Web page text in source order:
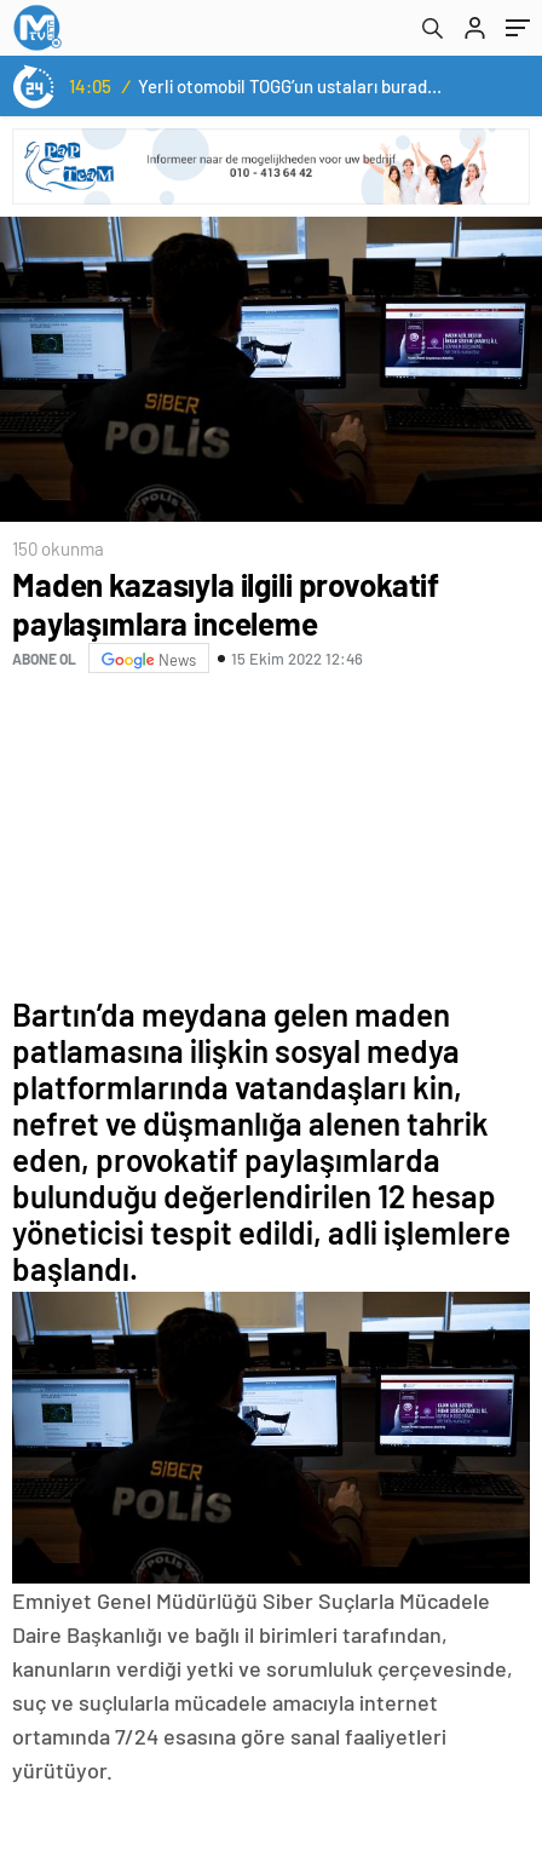
14:05 / Yerli otomobil TOGG’un ustaları burada yetişecek
150 okunma
Maden kazasıyla ilgili provokatif
paylaşımlara inceleme
ABONE OL News 15 Ekim 2022 12:46
Bartın’da meydana gelen maden
patlamasına ilişkin sosyal medya
platformlarında vatandaşları kin,
nefret ve düşmanlığa alenen tahrik
eden, provokatif paylaşımlarda
bulunduğu değerlendirilen 12 hesap
yöneticisi tespit edildi, adli işlemlere
başlandı.
Emniyet Genel Müdürlüğü Siber Suçlarla Mücadele
Daire Başkanlığı ve bağlı il birimleri tarafından,
kanunların verdiği yetki ve sorumluluk çerçevesinde,
suç ve suçlularla mücadele amacıyla internet
ortamında 7/24 esasına göre sanal faaliyetleri
yürütüyor.